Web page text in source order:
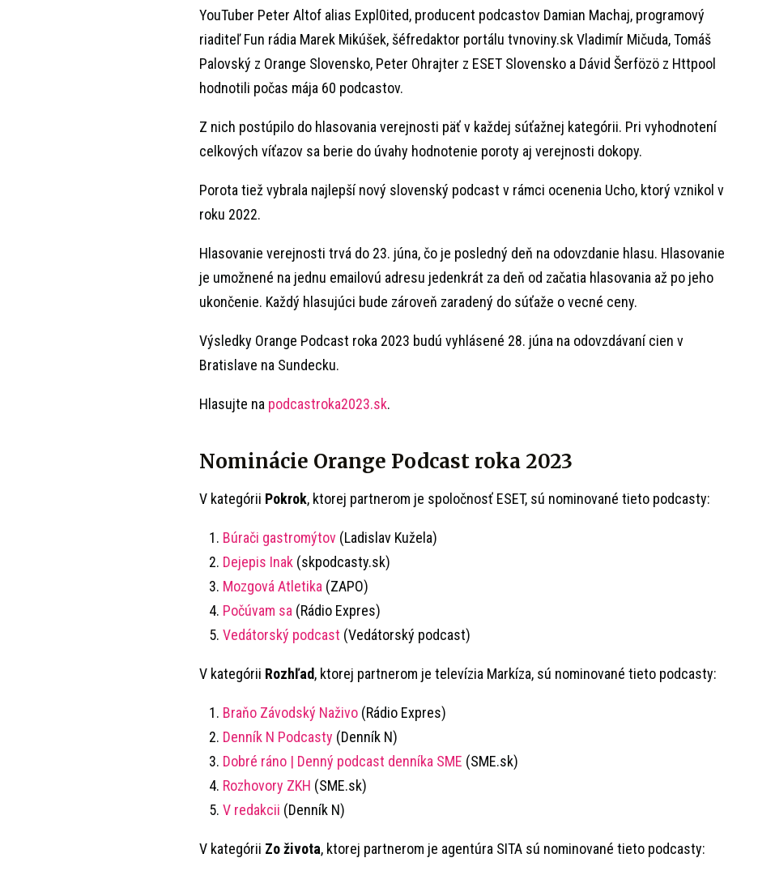
YouTuber Peter Altof alias Expl0ited, producent podcastov Damian Machaj, programový
riaditeľ Fun rádia Marek Mikúšek, šéfredaktor portálu tvnoviny.sk Vladimír Mičuda, Tomáš
Palovský z Orange Slovensko, Peter Ohrajter z ESET Slovensko a Dávid Šerfözö z Httpool
hodnotili počas mája 60 podcastov.
Z nich postúpilo do hlasovania verejnosti päť v každej súťažnej kategórii. Pri vyhodnotení
celkových víťazov sa berie do úvahy hodnotenie poroty aj verejnosti dokopy.
Porota tiež vybrala najlepší nový slovenský podcast v rámci ocenenia Ucho, ktorý vznikol v
roku 2022.
Hlasovanie verejnosti trvá do 23. júna, čo je posledný deň na odovzdanie hlasu. Hlasovanie
je umožnené na jednu emailovú adresu jedenkrát za deň od začatia hlasovania až po jeho
ukončenie. Každý hlasujúci bude zároveň zaradený do súťaže o vecné ceny.
Výsledky Orange Podcast roka 2023 budú vyhlásené 28. júna na odovzdávaní cien v
Bratislave na Sundecku.
Hlasujte na podcastroka2023.sk.
Nominácie Orange Podcast roka 2023
V kategórii Pokrok, ktorej partnerom je spoločnosť ESET, sú nominované tieto podcasty:
Búrači gastromýtov(Ladislav Kužela)
Dejepis Inak (skpodcasty.sk)
Mozgová Atletika (ZAPO)
Počúvam sa (Rádio Expres)
Vedátorský podcast (Vedátorský podcast)
V kategórii Rozhľad, ktorej partnerom je televízia Markíza, sú nominované tieto podcasty:
Braňo Závodský Naživo(Rádio Expres)
Denník N Podcasty (Denník N)
Dobré ráno | Denný podcast denníka SME (SME.sk)
Rozhovory ZKH (SME.sk)
V redakcii (Denník N)
V kategórii Zo života, ktorej partnerom je agentúra SITA sú nominované tieto podcasty: